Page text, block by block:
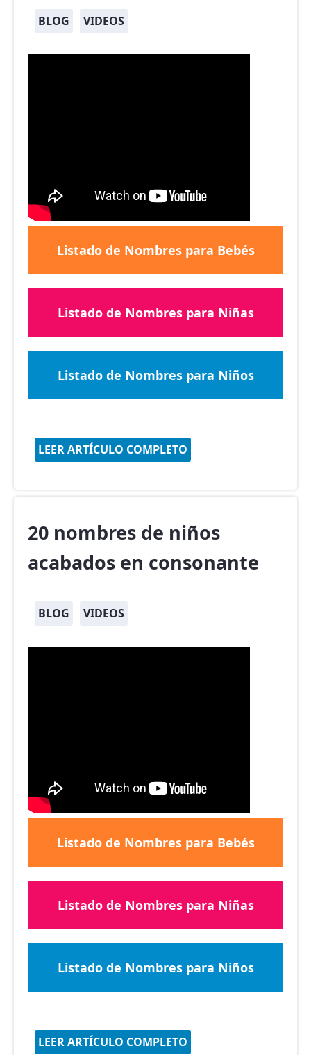
BLOG VIDEOS
Listado de Nombres para Bebés
Listado de Nombres para Niñas
Listado de Nombres para Niños
LEER ARTÍCULO COMPLETO
20 nombres de niños
acabados en consonante
BLOG VIDEOS
Listado de Nombres para Bebés
Listado de Nombres para Niñas
Listado de Nombres para Niños
LEER ARTÍCULO COMPLETO